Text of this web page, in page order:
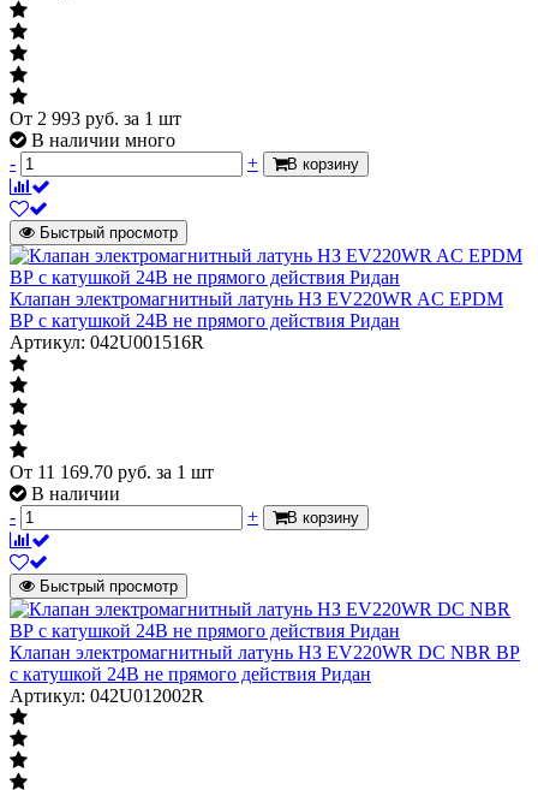
От 2 993 руб. за 1 шт
В наличии много
-
+ В корзину
Быстрый просмотр
Клапан электромагнитный латунь НЗ EV220WR AC EPDM
ВР с катушкой 24В не прямого действия Ридан
Артикул: 042U001516R
От 11 169.70 руб. за 1 шт
В наличии
-
+ В корзину
Быстрый просмотр
Клапан электромагнитный латунь НЗ EV220WR DC NBR ВР
с катушкой 24В не прямого действия Ридан
Артикул: 042U012002R